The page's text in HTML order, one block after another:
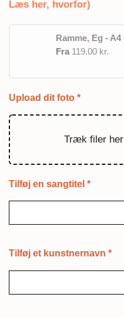
Læs her, hvorfor)
Ramme, Eg - A4
Fra 119.00 kr.
Upload dit foto *
Træk filer her
Tilføj en sangtitel *
Tilføj et kunstnernavn *